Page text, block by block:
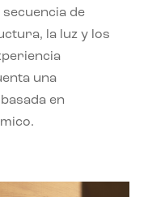
de
la luz y los
una
en